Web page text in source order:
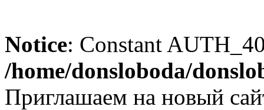
Notice: Constant
/home/donsloboda/
Приглашаем на новый